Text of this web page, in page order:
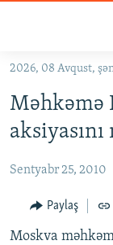
Əsas
qayıt
Əsas
naviqasiyaya
qayıt
KORRUPSIOMETR
#ƏSLINDƏ
FƏRQƏ BAX
QANUNI DOĞRU
2026, 08 Avqust,
Məhkəmə
Sentyabr 25, 2010
Paylaş
Moskva